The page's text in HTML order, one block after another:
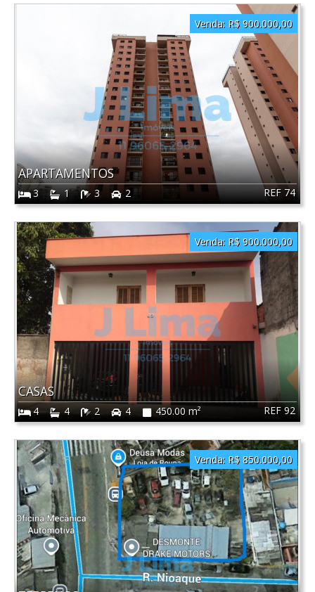
REF 74
APARTAMENTOS
3 1 3 2
Venda: R$ 900.000,00
REF 92
CASAS
4 4 2 4 450.00 m²
Venda: R$ 900.000,00
Venda: R$ 850.000,00